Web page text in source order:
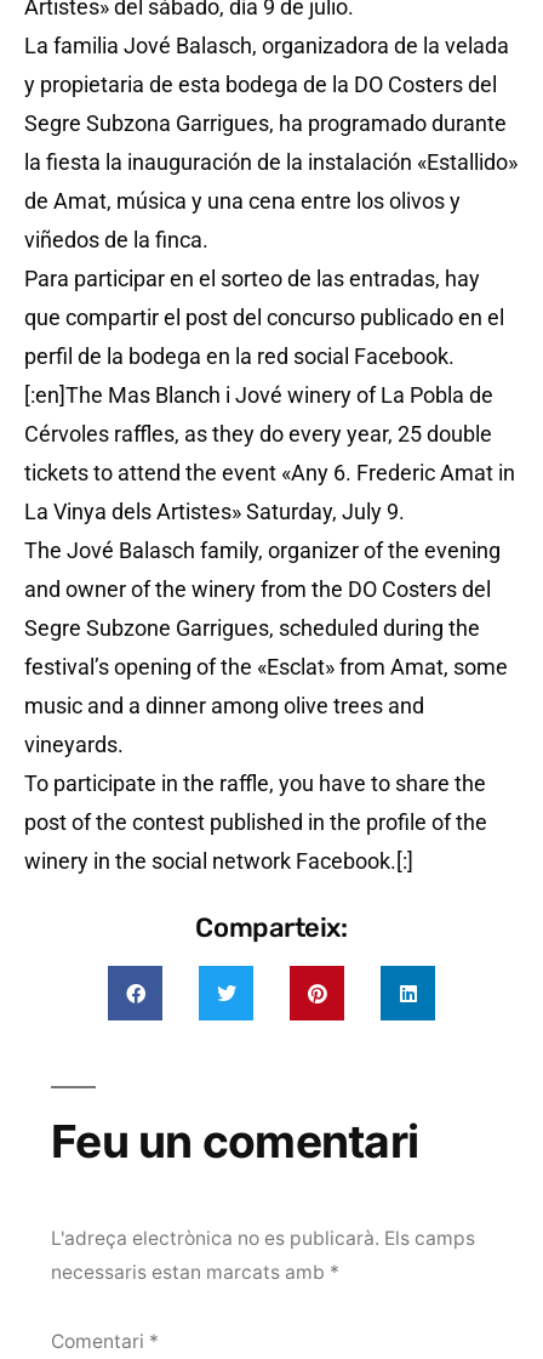
Artistes» del sábado, día 9 de julio.
La familia Jové Balasch, organizadora de la velada
y propietaria de esta bodega de la DO Costers del
Segre Subzona Garrigues, ha programado durante
la fiesta la inauguración de la instalación «Estallido»
de Amat, música y una cena entre los olivos y
viñedos de la finca.
Para participar en el sorteo de las entradas, hay
que compartir el post del concurso publicado en el
perfil de la bodega en la red social Facebook.
[:en]The Mas Blanch i Jové winery of La Pobla de
Cérvoles raffles, as they do every year, 25 double
tickets to attend the event «Any 6. Frederic Amat in
La Vinya dels Artistes» Saturday, July 9.
The Jové Balasch family, organizer of the evening
and owner of the winery from the DO Costers del
Segre Subzone Garrigues, scheduled during the
festival’s opening of the «Esclat» from Amat, some
music and a dinner among olive trees and
vineyards.
To participate in the raffle, you have to share the
post of the contest published in the profile of the
winery in the social network Facebook.[:]
Comparteix:
Feu un comentari
L'adreça electrònica no es publicarà. Els camps
necessaris estan marcats amb *
Comentari *